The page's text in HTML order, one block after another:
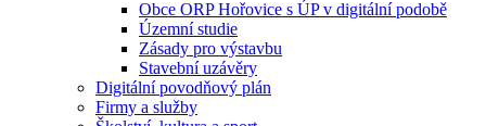
Obce ORP Hořovice s ÚP v digitální podobě
Územní studie
Zásady pro výstavbu
Stavební uzávěry
Digitální povodňový plán
Firmy a služby